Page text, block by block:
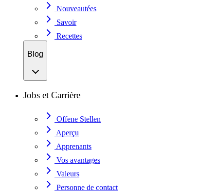
Nouveautées
Savoir
Recettes
Blog
Jobs et Carrière
Offene Stellen
Aperçu
Apprenants
Vos avantages
Valeurs
Personne de contact